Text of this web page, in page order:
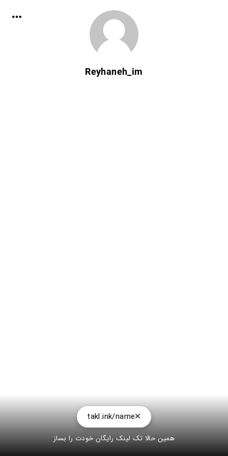
Reyhaneh_im
takl.ink/name
همین حالا تک لینک رایگان خودت را بساز